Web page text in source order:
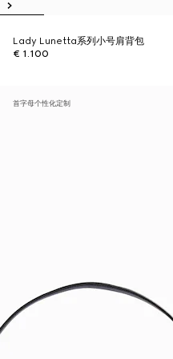
Lady Lunetta系列小号肩背包
€ 1.100
首字母个性化定制